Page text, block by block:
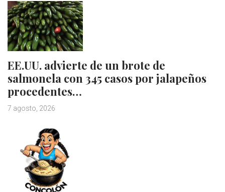
EE.UU. advierte de un brote de
salmonela con 345 casos por jalapeños
procedentes…
7 agosto, 2026